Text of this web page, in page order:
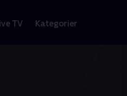
TV Kategorier